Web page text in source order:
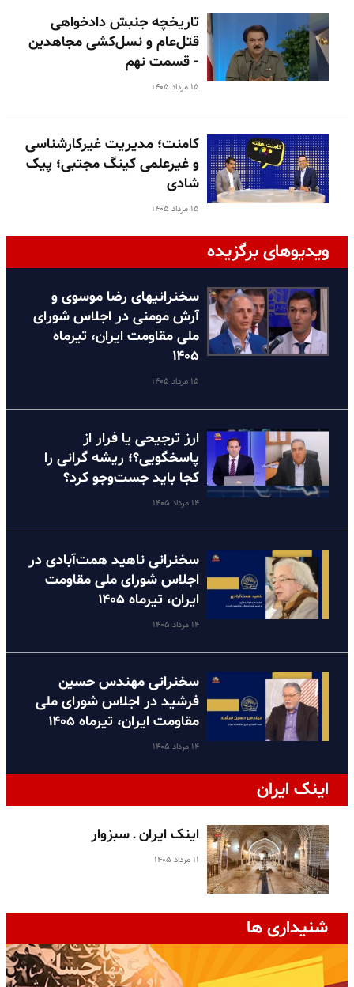
تاریخچه جنبش دادخواهی
قتل‌عام و نسل‌کشی مجاهدین
- قسمت نهم
۱۵ مرداد ۱۴۰۵
کامنت؛ مدیریت غیرکارشناسی
و غیرعلمی کینگ مجتبی؛ پیک
شادی
۱۵ مرداد ۱۴۰۵
ویدیوهای برگزیده
سخنرانیهای رضا موسوی و
آرش مومنی در اجلاس شورای
ملی مقاومت ایران، تیرماه
۱۴۰۵
۱۵ مرداد ۱۴۰۵
ارز ترجیحی یا فرار از
پاسخگویی؟؛ ریشه گرانی را
کجا باید جست‌وجو کرد؟
۱۴ مرداد ۱۴۰۵
سخنرانی ناهید همت‌آبادی در
اجلاس شورای ملی مقاومت
ایران، تیرماه ۱۴۰۵
۱۴ مرداد ۱۴۰۵
سخنرانی مهندس حسین
فرشید در اجلاس شورای ملی
مقاومت ایران، تیرماه ۱۴۰۵
۱۴ مرداد ۱۴۰۵
اینک ایران
اینک ایران ـ سبزوار
۱۱ مرداد ۱۴۰۵
شنیداری ها